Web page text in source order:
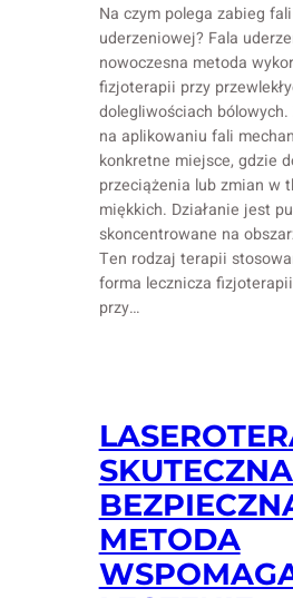
Na czym polega zabieg fali
uderzeniowej? Fala
nowoczesna metoda
fizjoterapii przy
dolegliwościach
na aplikowaniu fali
konkretne miejsce, gdzie
przeciążenia lub zmian w
miękkich. Działanie jest
skoncentrowane na
Ten rodzaj terapii
forma lecznicza
przy…
METODA